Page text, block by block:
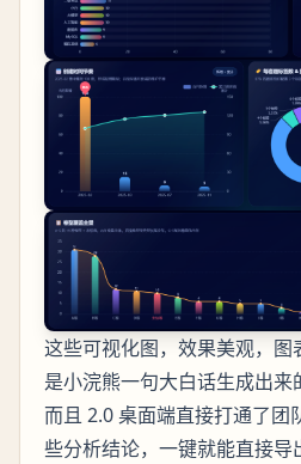
这些可视化图，效果美观，
是小浣熊一句大白话生成出来
而且 2.0 桌面端直接打通了团
些分析结论，一键就能直接